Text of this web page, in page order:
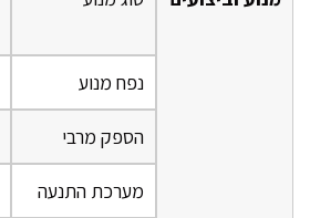
נפח מנוע
הספק מרבי
מערכת התנעה